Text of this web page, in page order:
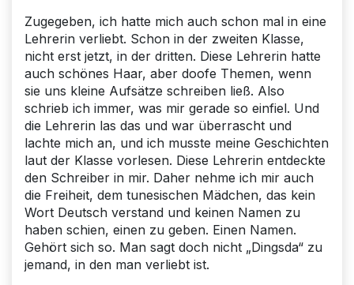
Zugegeben, ich hatte mich auch schon mal in eine
Lehrerin verliebt. Schon in der zweiten Klasse,
nicht erst jetzt, in der dritten. Diese Lehrerin hatte
auch schönes Haar, aber doofe Themen, wenn
sie uns kleine Aufsätze schreiben ließ. Also
schrieb ich immer, was mir gerade so einfiel. Und
die Lehrerin las das und war überrascht und
lachte mich an, und ich musste meine Geschichten
laut der Klasse vorlesen. Diese Lehrerin entdeckte
den Schreiber in mir. Daher nehme ich mir auch
die Freiheit, dem tunesischen Mädchen, das kein
Wort Deutsch verstand und keinen Namen zu
haben schien, einen zu geben. Einen Namen.
Gehört sich so. Man sagt doch nicht „Dingsda“ zu
jemand, in den man verliebt ist.